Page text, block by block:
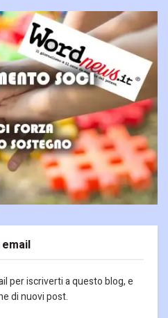
per iscriverti a questo blog, e
di nuovi post.